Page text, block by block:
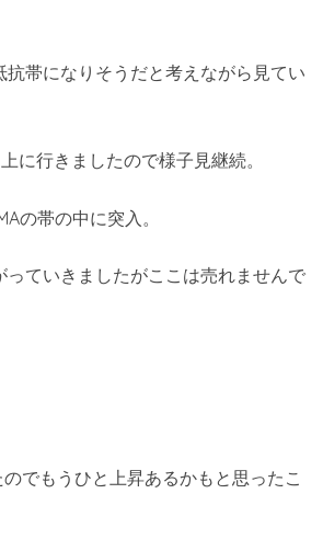
帯になりそうだと考えながら見てい
に行きましたので様子見継続。
の帯の中に突入。
ていきましたがここは売れませんで
でもうひと上昇あるかもと思ったこ